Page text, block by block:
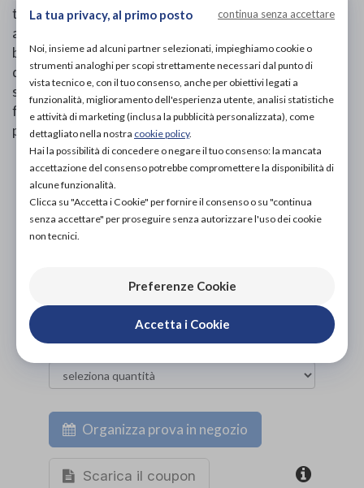
tessuto termoreattivo, soletta interna estraibile ed
apertura con lacci regolabili. YDA consente di curare il
bilanciamento della postura e potenziare le funzionalità
del corpo. Il sistema antishock che ridistribuisce il peso
sull’intera superficie plantare e lo Spring System
favoriscono il rotolamento del piede restituendo una
piacevole sensazione di benessere ed equilibrio.
PROVA E ACQUISTA IN NEGOZIO
DA149,00€
PROVA E NOLEGGIA IN NEGOZIO
NON DISPONIBILE
NON DISPONIBILE
Organizza prova in negozio
Scarica il coupon
La tua privacy, al primo posto continua senza accettare
Noi, insieme ad alcuni partner selezionati, impieghiamo cookie o
strumenti analoghi per scopi strettamente necessari dal punto di
vista tecnico e, con il tuo consenso, anche per obiettivi legati a
funzionalità, miglioramento dell'esperienza utente, analisi statistiche
e attività di marketing (inclusa la pubblicità personalizzata), come
dettagliato nella nostra cookie policy.
Hai la possibilità di concedere o negare il tuo consenso: la mancata
accettazione del consenso potrebbe compromettere la disponibilità di
alcune funzionalità.
Clicca su "Accetta i Cookie" per fornire il consenso o su "continua
senza accettare" per proseguire senza autorizzare l'uso dei cookie
non tecnici.
Preferenze Cookie
Accetta i Cookie